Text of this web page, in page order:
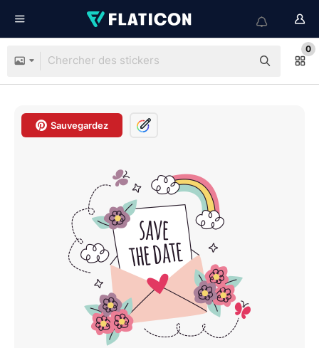
0
Sauvegardez